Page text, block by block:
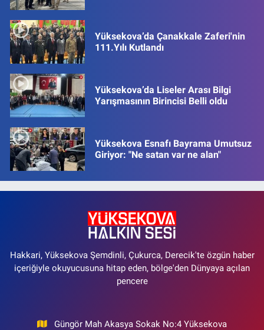
Yüksekova’da Çanakkale Zaferi'nin
111.Yılı Kutlandı
Yüksekova’da Liseler Arası Bilgi
Yarışmasının Birincisi Belli oldu
Yüksekova Esnafı Bayrama Umutsuz
Giriyor: "Ne satan var ne alan"
Hakkari, Yüksekova Şemdinli, Çukurca, Derecik'te özgün haber
içeriğiyle okuyucusuna hitap eden, bölge'den Dünyaya açılan
pencere
Güngör Mah Akasya Sokak No:4 Yüksekova